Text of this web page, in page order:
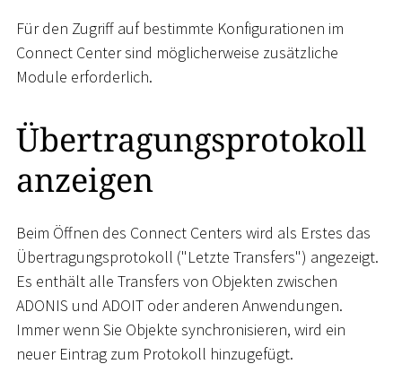
Für den Zugriff auf bestimmte Konfigurationen im
Connect Center sind möglicherweise zusätzliche
Module erforderlich.
Übertragungsprotokoll
anzeigen
Beim Öffnen des Connect Centers wird als Erstes das
Übertragungsprotokoll ("Letzte Transfers") angezeigt.
Es enthält alle Transfers von Objekten zwischen
ADONIS und ADOIT oder anderen Anwendungen.
Immer wenn Sie Objekte synchronisieren, wird ein
neuer Eintrag zum Protokoll hinzugefügt.